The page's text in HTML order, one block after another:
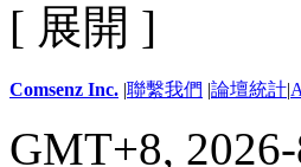
[ 展開 ]
Comsenz Inc. |聯繫我們 |論壇統計|
GMT+8,